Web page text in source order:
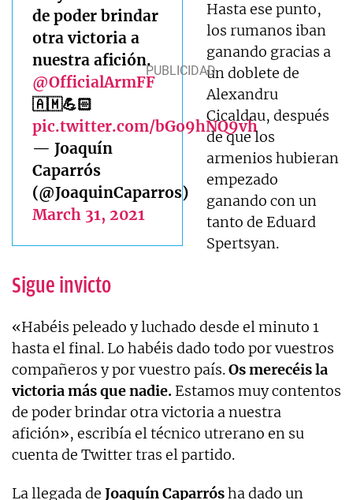
de poder brindar
otra victoria a
nuestra afición.
@OfficialArmFF
🇦🇲💪🏻
pic.twitter.com/bGo9hNQ9vh
— Joaquín
Caparrós
(@JoaquinCaparros)
March 31, 2021
Hasta ese punto,
los rumanos iban
ganando gracias a
un doblete de
Alexandru
Cicaldau, después
de que los
armenios hubieran
empezado
ganando con un
tanto de Eduard
Spertsyan.
Sigue invicto
«Habéis peleado y luchado desde el minuto 1
hasta el final. Lo habéis dado todo por vuestros
compañeros y por vuestro país.Os merecéis la
victoria más que nadie. Estamos muy contentos
de poder brindar otra victoria a nuestra
afición», escribía el técnico utrerano en su
cuenta de Twitter tras el partido.
La llegada de Joaquín Caparrósha dado un